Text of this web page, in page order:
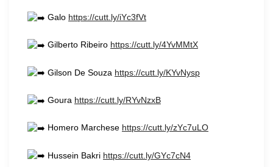
Galo https://cutt.ly/iYc3fVt
Gilberto Ribeiro https://cutt.ly/4YvMMtX
Gilson De Souza https://cutt.ly/KYvNysp
Goura https://cutt.ly/RYvNzxB
Homero Marchese https://cutt.ly/zYc7uLO
Hussein Bakri https://cutt.ly/GYc7cN4